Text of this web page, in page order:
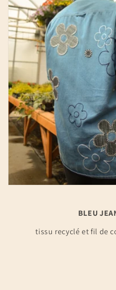
BLEU
tissu recyclé et fil de